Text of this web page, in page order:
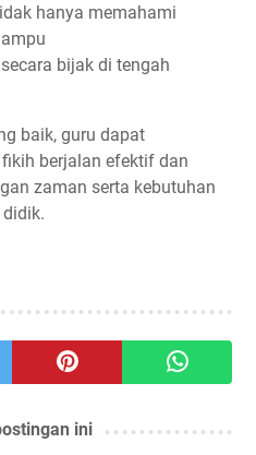
hanya memahami
bijak di tengah
baik, guru dapat
berjalan efektif dan
zaman serta kebutuhan
ini